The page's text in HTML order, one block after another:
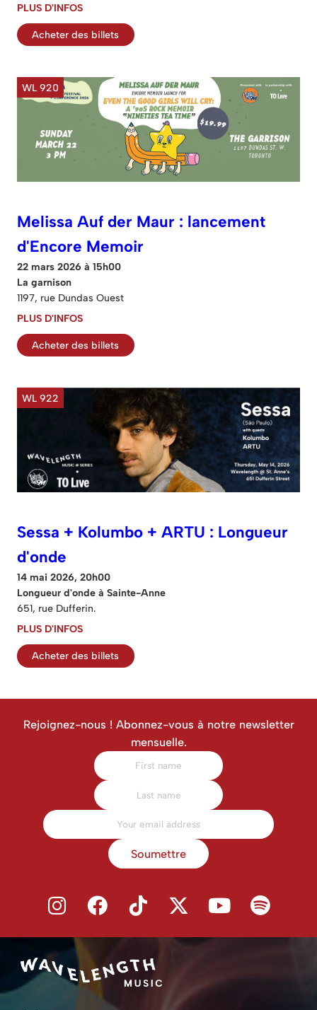
PLUS D'INFOS
Acheter des billets
WL 920
Melissa Auf der Maur : lancement
d'Encore Memoir
22 mars 2026 à 15h00
La garnison
1197, rue Dundas Ouest
PLUS D'INFOS
Acheter des billets
WL 922
Sessa + Kolumbo + ARTU : Longueur
d'onde
14 mai 2026, 20h00
Longueur d'onde à Sainte-Anne
651, rue Dufferin.
PLUS D'INFOS
Acheter des billets
Rejoignez-nous ! Abonnez-vous à notre newsletter
mensuelle.
Soumettre